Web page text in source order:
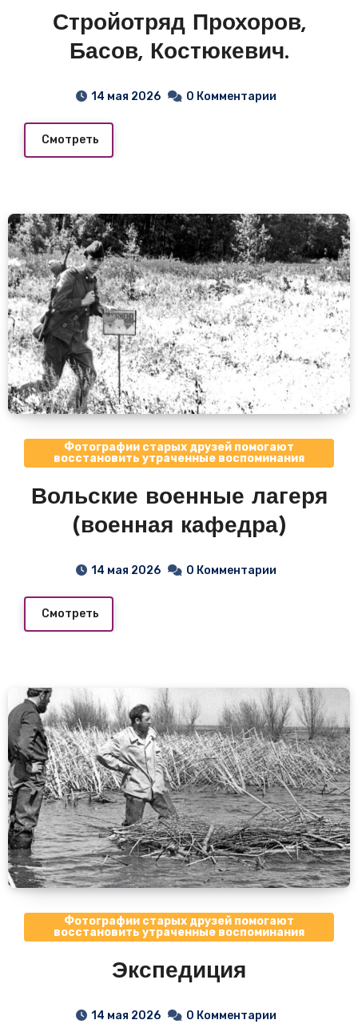
Стройотряд Прохоров,
Басов, Костюкевич.
14 мая 2026 0 Комментарии
Смотреть
Фотографии старых друзей помогают
восстановить утраченные воспоминания
Вольские военные лагеря
(военная кафедра)
14 мая 2026 0 Комментарии
Смотреть
Фотографии старых друзей помогают
восстановить утраченные воспоминания
Экспедиция
14 мая 2026 0 Комментарии